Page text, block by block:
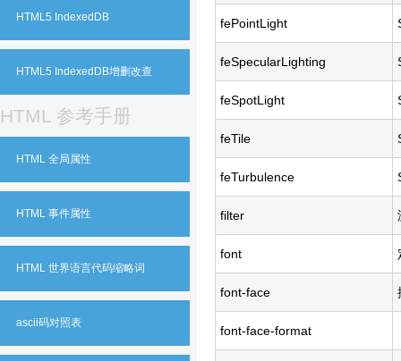
HTML5 IndexedDB
HTML5 IndexedDB增删改查
HTML 参考手册
HTML 全局属性
HTML 事件属性
HTML 世界语言代码缩略词
ascii码对照表
fePointLight
feSpecularLighting
feSpotLight
feTile
feTurbulence
filter
font
font-face
font-face-format